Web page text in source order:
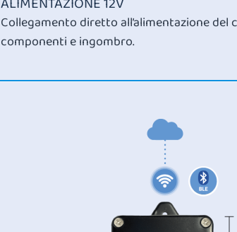
Collegamento diretto all’alimentazione del
componenti e ingombro.